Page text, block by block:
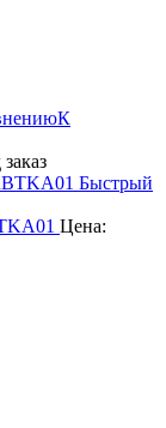
К
Быстрый
Цена: